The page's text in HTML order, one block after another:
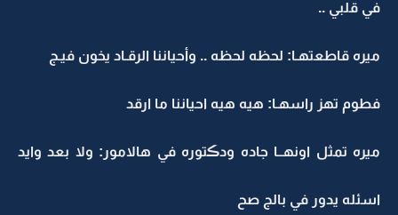
في قلبي ..
ميره قاطعتهـا: لحظه لحظه .. وأحياننا الرقـاد يخون فيـج
فطوم تهز راسهـا: هيه هيه احياننا ما ارقد
ميره تمثل اونهــا جاده ودڪتوره في هالامور: ولا بعد وايد
اسئله يدور في بالج صح